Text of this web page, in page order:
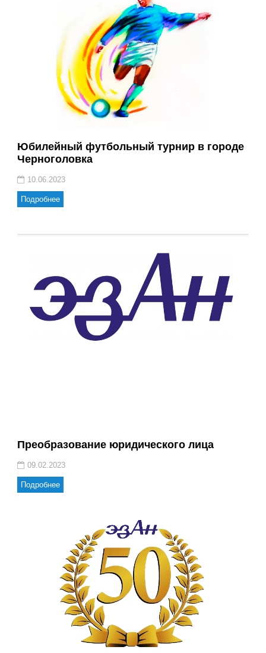
Юбилейный футбольный турнир в городе
Черноголовка
10.06.2023
Подробнее
Преобразование юридического лица
09.02.2023
Подробнее